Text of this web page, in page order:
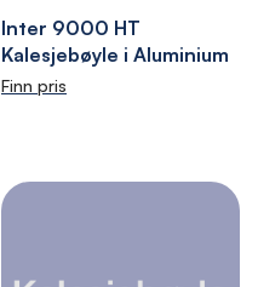
Inter 9000 HT
Kalesjebøyle i Aluminium
Finn pris